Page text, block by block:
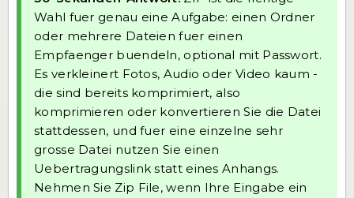
Wahl fuer genau eine Aufgabe: einen Ordner
oder mehrere Dateien fuer einen
Empfaenger buendeln, optional mit Passwort.
Es verkleinert Fotos, Audio oder Video kaum -
die sind bereits komprimiert, also
komprimieren oder konvertieren Sie die Datei
stattdessen, und fuer eine einzelne sehr
grosse Datei nutzen Sie einen
Uebertragungslink statt eines Anhangs.
Nehmen Sie Zip File, wenn Ihre Eingabe ein